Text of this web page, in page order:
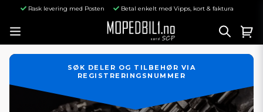
Rask levering med Posten Betal enkelt med Vipps, kort & faktura
SØK DELER OG TILBEHØR VIA
REGISTRERINGSNUMMER